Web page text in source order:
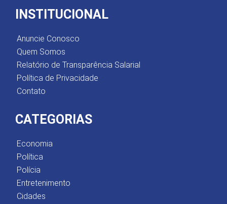
INSTITUCIONAL
Anuncie Conosco
Quem Somos
Relatório de Transparência Salarial
Política de Privacidade
Contato
CATEGORIAS
Economia
Política
Polícia
Entretenimento
Cidades